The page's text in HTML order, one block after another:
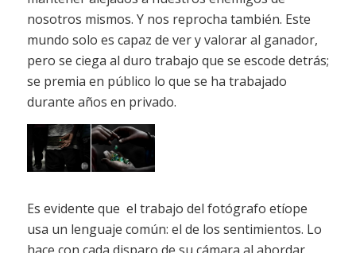
nosotros mismos. Y nos reprocha también. Este
mundo solo es capaz de ver y valorar al ganador,
pero se ciega al duro trabajo que se escode detrás;
se premia en público lo que se ha trabajado
durante años en privado.
Es evidente que el trabajo del fotógrafo etíope
usa un lenguaje común: el de los sentimientos. Lo